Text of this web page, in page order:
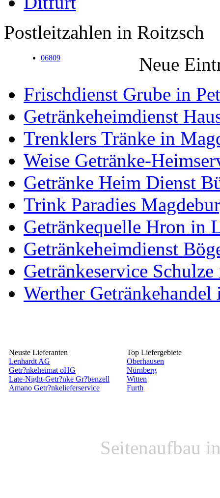
Postleitzahlen in Roitzsch
06809
Neue
Frischdienst Grube in
Getränkeheimdienst
Trenklers Tränke in
Weise Getränke-
Getränke Heim Dienst
Trink Paradies
Getränkequelle Hron in
Getränkeheimdienst
Getränkeservice
Werther Getränkehandel
Neuste Lieferanten
Lenhardt AG
Getr?nkeheimat oHG
Late-Night-Getr?nke Gr?benzell
Amano Getr?nkelieferservice
Top Liefergebiete
Oberhausen
Nürnberg
Witten
Furth
Seitenaufbau